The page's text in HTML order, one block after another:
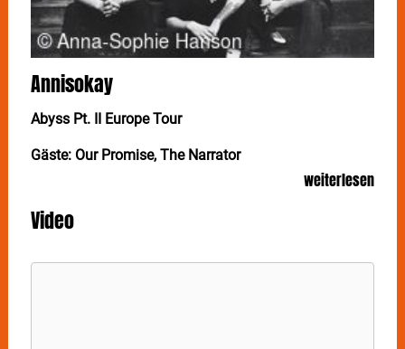
Annisokay
Abyss Pt. II Europe Tour
Gäste: Our Promise, The Narrator
kehren zurück auf Europas Bühnen mit
der größten Headline Tour der Bandgeschichte und
setzen ihre gefeierte Abyss Tour fort und präsentieren
Nachdem die Band bereits 2023 über 20 Shows auf
weiterlesen
Video